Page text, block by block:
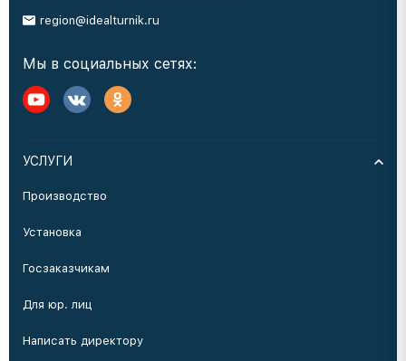
region@idealturnik.ru
Мы в социальных сетях:
УСЛУГИ
Производство
Установка
Госзаказчикам
Для юр. лиц
Написать директору